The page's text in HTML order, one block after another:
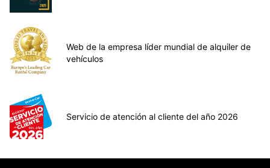
Web de la empresa líder mundial de alquiler de
vehículos
Servicio de atención al cliente del año 2026